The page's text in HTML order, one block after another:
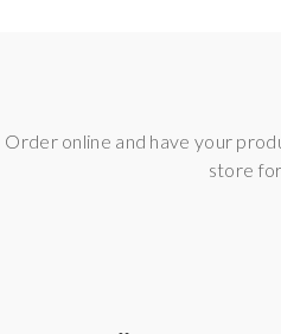
von 12 bis 16 Watt und
leisten kann. Dank der
Order online and have your
store